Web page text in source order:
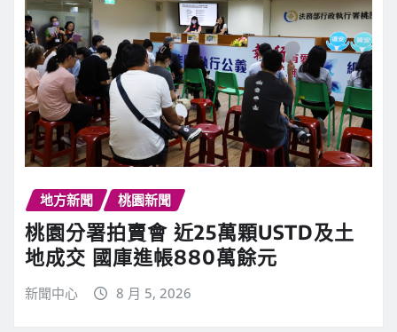
地方新聞 桃園新聞
桃園分署拍賣會 近25萬顆USTD及土
地成交 國庫進帳880萬餘元
新聞中心 8 月 5, 2026